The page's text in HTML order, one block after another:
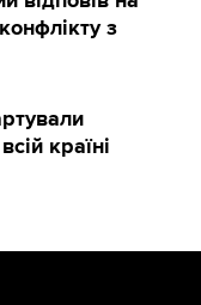
з
країні